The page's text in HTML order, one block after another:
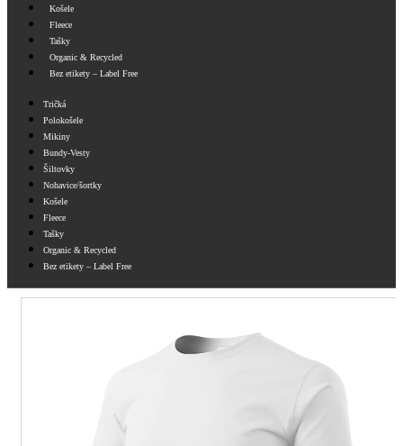
Košele
Fleece
Tašky
Organic & Recycled
Bez etikety – Label Free
Tričká
Polokošele
Mikiny
Bundy-Vesty
Šiltovky
Nohavice/šortky
Košele
Fleece
Tašky
Organic & Recycled
Bez etikety – Label Free